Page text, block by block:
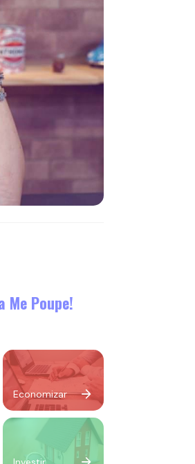
Me Poupe!
Economizar